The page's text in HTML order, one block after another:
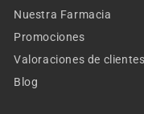
Nuestra Farmacia
Promociones
Valoraciones de clientes
Blog